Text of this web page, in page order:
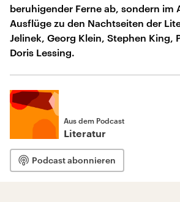
beruhigender Ferne ab, sondern im
Ausflüge zu den Nachtseiten der
Jelinek, Georg Klein, Stephen King,
Doris Lessing.
Aus dem Podcast
Literatur
Podcast abonnieren